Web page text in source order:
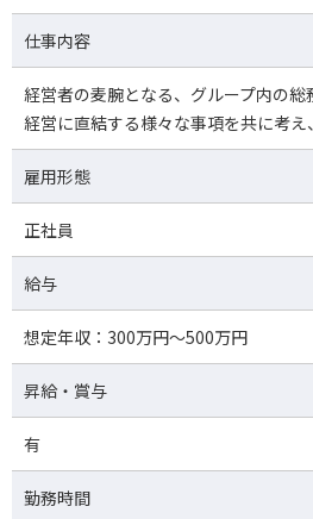
仕事内容
経営者の麦腕となる、グループ内の総
経営に直結する様々な事項を共に考
雇用形態
正社員
給与
想定年収：300万円～500万円
昇給・賞与
有
勤務時間